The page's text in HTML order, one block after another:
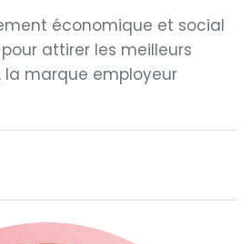
économique et social
attirer les meilleurs
marque employeur